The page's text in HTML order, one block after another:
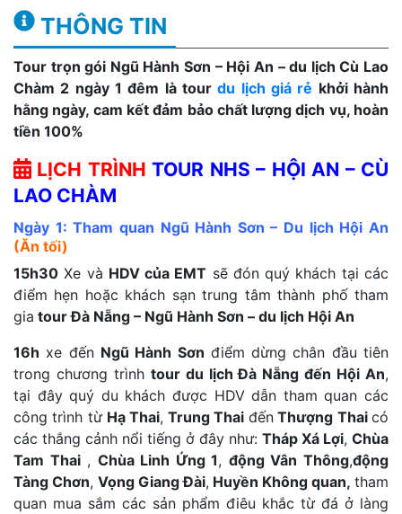
THÔNG TIN
Tour trọn gói Ngũ Hành Sơn – Hội An – du lịch Cù Lao
Chàm 2 ngày 1 đêm là tourdu lịch giá rẻ khởi hành
hằng ngày, cam kết đảm bảo chất lượng dịch vụ, hoàn
tiền 100%
LỊCH TRÌNH TOUR NHS – HỘI AN – CÙ
LAO CHÀM
Ngày 1: Tham quan Ngũ Hành Sơn – Du lịch Hội An
(Ăn tối)
15h30 Xe và HDV của EMT sẽ đón quý khách tại các
điểm hẹn hoặc khách sạn trung tâm thành phố tham
gia tour Đà Nẵng – Ngũ Hành Sơn – du lịch Hội An
16h xe đến Ngũ Hành Sơn điểm dừng chân đầu tiên
trong chương trình tour du lịch Đà Nẵng đến Hội An,
tại đây quý du khách được HDV dẫn tham quan các
công trình từ Hạ Thai, Trung Thaiđến Thượng Thaicó
các thắng cảnh nổi tiếng ở đây như: Tháp Xá Lợi, Chùa
Tam Thai, Chùa Linh Ứng 1, động Vân Thông,động
Tàng Chơn, Vọng Giang Đài, Huyền Không quan, tham
quan mua sắm các sản phẩm điêu khắc từ đá ở làng